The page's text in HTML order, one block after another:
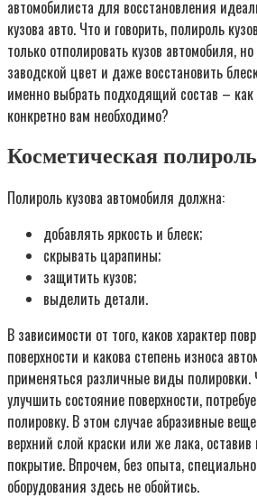
автомобилиста для восстановления
кузова авто. Что и говорить, полироль
только отполировать кузов автомобиля,
заводской цвет и даже восстановить
именно выбрать подходящий состав – как
конкретно вам необходимо?
Косметическая полироль
Полироль кузова автомобиля должна:
добавлять яркость и блеск;
скрывать царапины;
защитить кузов;
выделить детали.
В зависимости от того, каков характер
поверхности и какова степень износа
применяться различные виды полировки.
улучшить состояние поверхности,
полировку. В этом случае абразивные
верхний слой краски или же лака,
покрытие. Впрочем, без опыта,
оборудования здесь не обойтись.